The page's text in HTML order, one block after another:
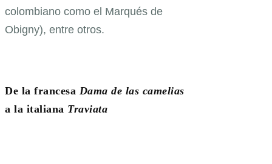
colombiano como el Marqués de
Obigny), entre otros.
De la francesa Dama de las camelias
a la italiana Traviata